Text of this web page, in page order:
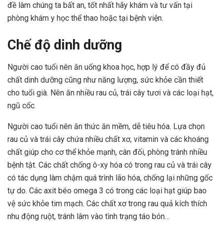
đề làm chúng ta bất an, tốt nhất hãy khám và tư vấn tại
phòng khám y học thể thao hoặc tại bệnh viện.
Chế độ dinh dưỡng
Người cao tuổi nên ăn uống khoa học, hợp lý để có đầy đủ
chất dinh dưỡng cũng như năng lượng, sức khỏe cần thiết
cho tuổi già. Nên ăn nhiều rau củ, trái cây tươi và các loại hạt,
ngũ cốc.
Người cao tuổi nên ăn thức ăn mềm, dễ tiêu hóa. Lựa chọn
rau củ và trái cây chứa nhiều chất xơ, vitamin và các khoáng
chất giúp cho cơ thể khỏe mạnh, cân đối, phòng tránh nhiều
bệnh tật. Các chất chống ô-xy hóa có trong rau củ và trái cây
có tác dụng làm chậm quá trình lão hóa, chống lại những gốc
tự do. Các axit béo omega 3 có trong các loại hạt giúp bao
vệ sức khỏe tim mạch. Các chất xơ trong rau quả kích thích
nhu động ruột, tránh lâm vào tình trạng táo bón…